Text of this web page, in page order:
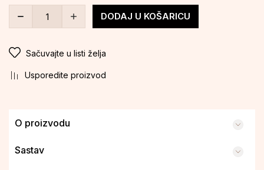
DODAJ U KOŠARICU
Sačuvajte u listi želja
Usporedite proizvod
O proizvodu
Sastav